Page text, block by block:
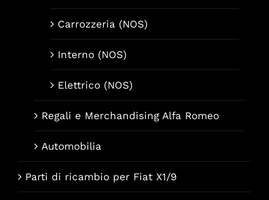
Carrozzeria (NOS)
Interno (NOS)
Elettrico (NOS)
Regali e Merchandising Alfa Romeo
Automobilia
Parti di ricambio per Fiat X1/9